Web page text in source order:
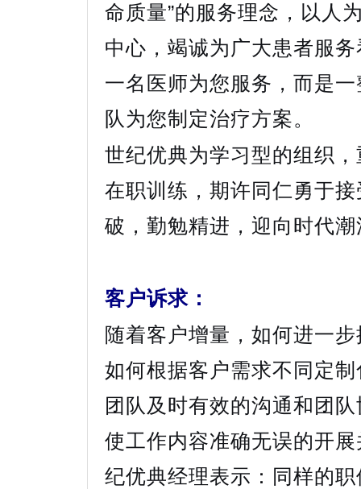
命质量”的服务理念，以人
中心，竭诚为广大患者服
一名医师为您服务，而是
队为您制定治疗方案。
世纪优典为学习型的组织
在职训练，期许同仁勇于
破，勤勉精进，迎向时代潮
客户诉求：
随着客户增量，如何进一
如何根据客户需求不同定
团队及时有效的沟通和团
使工作内容准确无误的开
纪优典经理表示：同样的